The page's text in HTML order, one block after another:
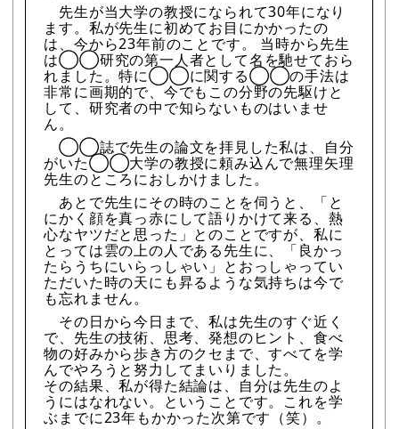
先生が当大学の教授になられて30年になり
ます。私が先生に初めてお目にかかったの
は、今から23年前のことです。 当時から先生
は◯◯研究の第一人者として名を馳せておら
れました。特に◯◯に関する◯◯の手法は
非常に画期的で、今でもこの分野の先駆けと
して、研究者の中で知らないものはいませ
ん。
◯◯誌で先生の論文を拝見した私は、自分
がいた◯◯大学の教授に頼み込んで無理矢理
先生のところにおしかけました。
あとで先生にその時のことを伺うと、「と
にかく顔を真っ赤にして語りかけて来る、熱
心なヤツだと思った」とのことですが、私に
とっては雲の上の人である先生に、「良かっ
たらうちにいらっしゃい」とおっしゃってい
ただいた時の天にも昇るような気持ちは今で
も忘れません。
その日から今日まで、私は先生のすぐ近く
で、先生の技術、思考、発想のヒント、食べ
物の好みから歩き方のクセまで、すべてを学
んでやろうと努力してまいりました。
その結果、私が得た結論は、自分は先生のよ
うにはなれない。ということです。これを学
ぶまでに23年もかかった次第です（笑）。